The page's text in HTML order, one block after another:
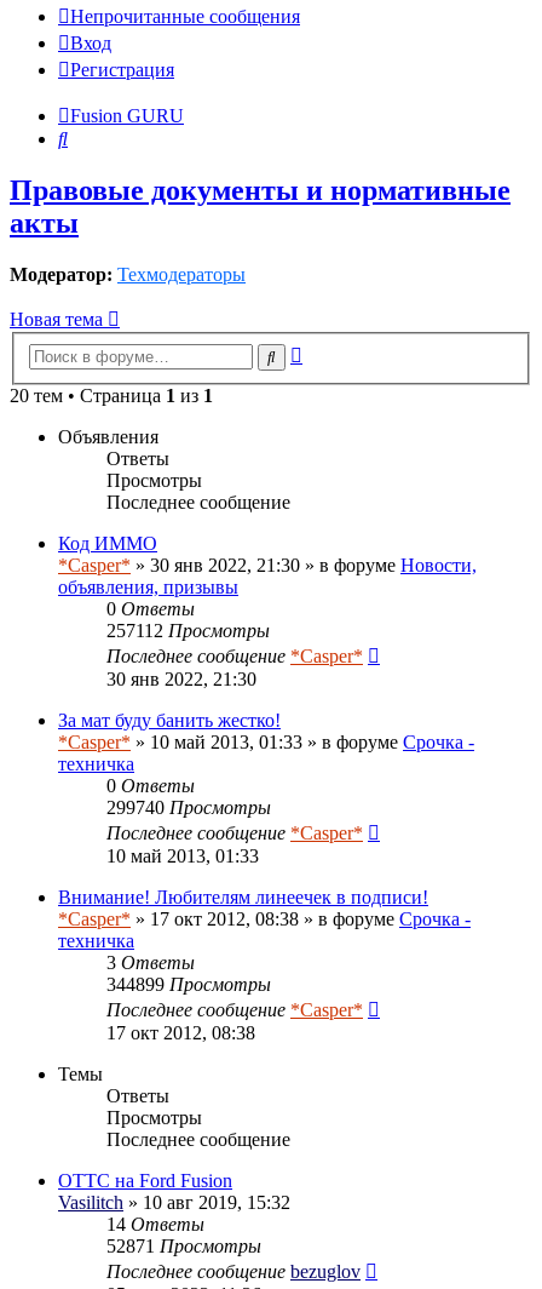
Непрочитанные сообщения
Вход
Регистрация
Fusion GURU
Поиск
Правовые документы и нормативные
акты
Модератор: Техмодераторы
Новая тема
Поиск
20 тем • Страница 1 из 1
Объявления
Ответы
Просмотры
Последнее сообщение
Код ИММО
*Casper* » 30 янв 2022, 21:30 » в форуме Новости,
объявления, призывы
0 Ответы
257112 Просмотры
Последнее сообщение *Casper*
30 янв 2022, 21:30
За мат буду банить жестко!
*Casper* » 10 май 2013, 01:33 » в форуме Срочка -
техничка
0 Ответы
299740 Просмотры
Последнее сообщение *Casper*
10 май 2013, 01:33
Внимание! Любителям линеечек в подписи!
*Casper* » 17 окт 2012, 08:38 » в форуме Срочка -
техничка
3 Ответы
344899 Просмотры
Последнее сообщение *Casper*
17 окт 2012, 08:38
Темы
Ответы
Просмотры
Последнее сообщение
ОТТС на Ford Fusion
Vasilitch » 10 авг 2019, 15:32
14 Ответы
52871 Просмотры
Последнее сообщение bezuglov